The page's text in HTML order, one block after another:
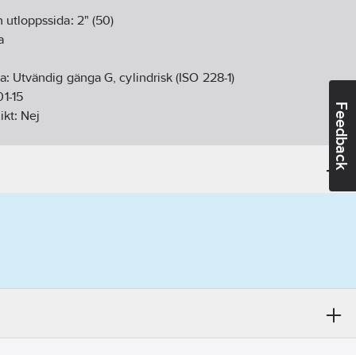
Feedback
utloppssida: 2" (50)
Utvändig gänga G, cylindrisk (ISO 228-1)
15
Nej